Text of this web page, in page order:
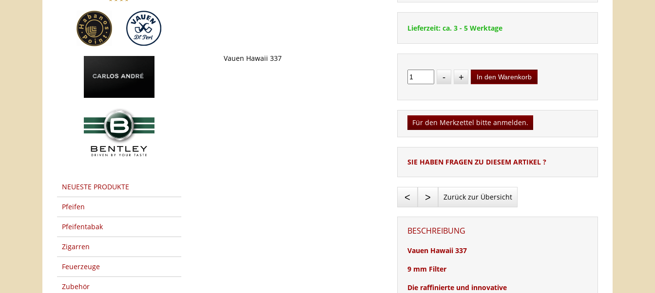
NEUESTE PRODUKTE
Pfeifen
Pfeifentabak
Zigarren
Feuerzeuge
Zubehör
Lieferzeit: ca. 3 - 5 Werktage
- + In den Warenkorb
Für den Merkzettel bitte anmelden.
SIE HABEN FRAGEN ZU DIESEM ARTIKEL ?
< > Zurück zur Übersicht
BESCHREIBUNG
Vauen Hawaii 337
9 mm Filter
Die raffinierte und innovative